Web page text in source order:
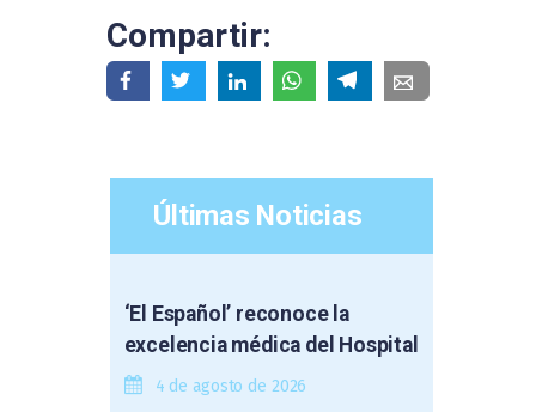
Compartir:
Últimas Noticias
‘El Español’ reconoce la
excelencia médica del Hospital
4 de agosto de 2026